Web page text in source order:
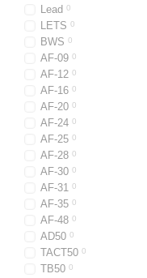
Lead 0
LETS 0
BWS 0
AF-09 0
AF-12 0
AF-16 0
AF-20 0
AF-24 0
AF-25 0
AF-28 0
AF-30 0
AF-31 0
AF-35 0
AF-48 0
AD50 0
TACT50 0
TB50 0